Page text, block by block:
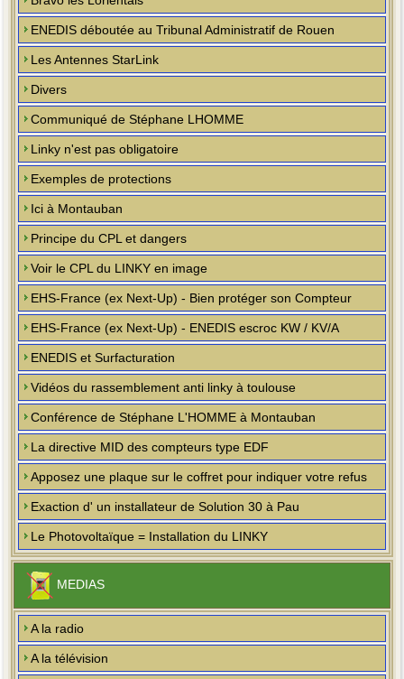
ENEDIS déboutée au Tribunal Administratif de Rouen
Les Antennes StarLink
Divers
Communiqué de Stéphane LHOMME
Linky n'est pas obligatoire
Exemples de protections
Ici à Montauban
Principe du CPL et dangers
Voir le CPL du LINKY en image
EHS-France (ex Next-Up) - Bien protéger son Compteur
EHS-France (ex Next-Up) - ENEDIS escroc KW / KV/A
ENEDIS et Surfacturation
Vidéos du rassemblement anti linky à toulouse
Conférence de Stéphane L'HOMME à Montauban
La directive MID des compteurs type EDF
Apposez une plaque sur le coffret pour indiquer votre refus
Exaction d' un installateur de Solution 30 à Pau
Le Photovoltaïque = Installation du LINKY
MEDIAS
A la radio
A la télévision